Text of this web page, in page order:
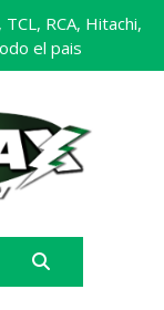
RCA, Hitachi,
el pais